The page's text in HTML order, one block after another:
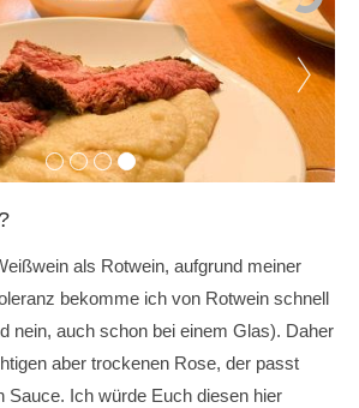
als Rotwein, aufgrund meiner
bekomme ich von Rotwein schnell
nein, auch schon bei einem Glas). Daher
aber trockenen Rose, der passt
Sauce. Ich würde Euch diesen hier